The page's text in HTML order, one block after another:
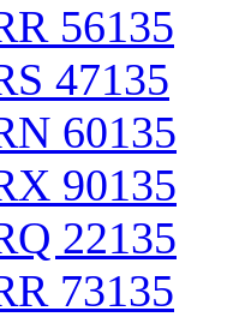
56135
47135
60135
90135
22135
73135